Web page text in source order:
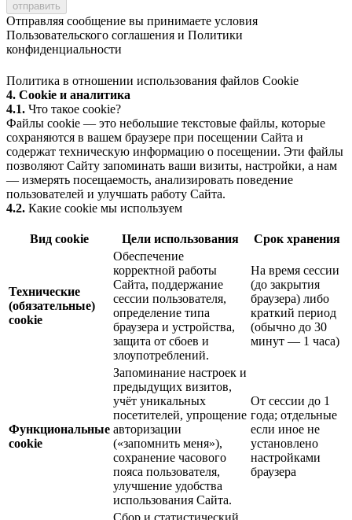
Отправляя сообщение вы принимаете условия
Пользовательского соглашения и Политики
конфиденциальности
Политика в отношении использования файлов Cookie
4. Cookie и аналитика
4.1. Что такое cookie?
Файлы cookie — это небольшие текстовые файлы, которые
сохраняются в вашем браузере при посещении Сайта и
содержат техническую информацию о посещении. Эти файлы
позволяют Сайту запоминать ваши визиты, настройки, а нам
— измерять посещаемость, анализировать поведение
пользователей и улучшать работу Сайта.
4.2. Какие cookie мы используем
Вид cookie Цели использования Срок хранения
Технические
(обязательные)
cookie
Обеспечение
корректной работы
Сайта, поддержание
сессии пользователя,
определение типа
браузера и устройства,
защита от сбоев и
злоупотреблений.
На время сессии
(до закрытия
браузера) либо
краткий период
(обычно до 30
минут — 1 часа)
Функциональные
cookie
Запоминание настроек и
предыдущих визитов,
учёт уникальных
посетителей, упрощение
авторизации
(«запомнить меня»),
сохранение часового
пояса пользователя,
улучшение удобства
использования Сайта.
От сессии до 1
года; отдельные
если иное не
установлено
настройками
браузера
Сбор и статистический